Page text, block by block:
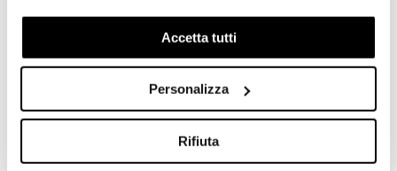
previo tuo consenso, per esaminare le tue abitudini di
navigazione e mostrarti quindi avvisi pubblicitari mirati, in
linea con le tue preferenze.
cookie di profilazione, selezionando uno dei bottoni sotto
riportati. Puoi avere maggiori dettagli visionando
l’Informativa estesa cookie. La chiusura del presente
banner comporterà il permanere dei soli cookie tecnici ed
Accetta tutti
Personalizza
Rifiuta
Share: